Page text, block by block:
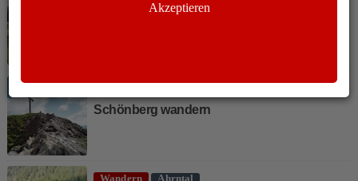
Schönberg wandern
Wandern Ahrntal
Akzeptieren